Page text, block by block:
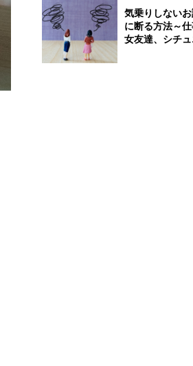
気乗りしない
に断る方法～仕
女友達、シチ